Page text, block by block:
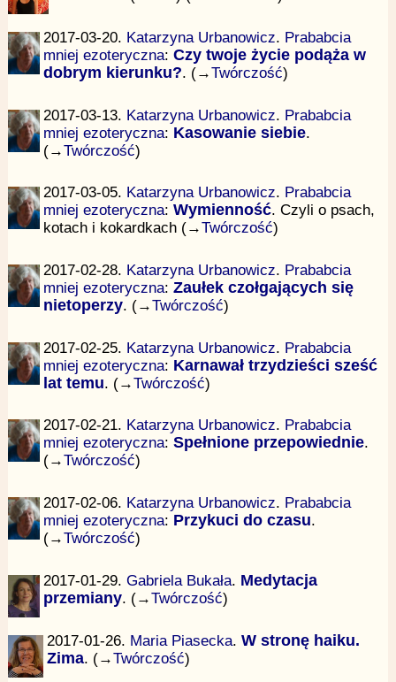
2017-03-20. Katarzyna Urbanowicz. Prababcia
mniej ezoteryczna:Czy twoje życie podąża w
dobrym kierunku?. (→Twórczość)
2017-03-13. Katarzyna Urbanowicz. Prababcia
mniej ezoteryczna: Kasowanie siebie.
(→Twórczość)
2017-03-05. Katarzyna Urbanowicz. Prababcia
mniej ezoteryczna:Wymienność. Czyli o psach,
kotach i kokardkach (→Twórczość)
2017-02-28. Katarzyna Urbanowicz. Prababcia
mniej ezoteryczna:Zaułek czołgających się
nietoperzy. (→Twórczość)
2017-02-25. Katarzyna Urbanowicz. Prababcia
mniej ezoteryczna: Karnawał trzydzieści sześć
lat temu. (→Twórczość)
2017-02-21. Katarzyna Urbanowicz. Prababcia
mniej ezoteryczna:Spełnione przepowiednie.
(→Twórczość)
2017-02-06. Katarzyna Urbanowicz. Prababcia
mniej ezoteryczna: Przykuci do czasu.
(→Twórczość)
2017-01-29. Gabriela Bukała. Medytacja
przemiany. (→Twórczość)
2017-01-26. Maria Piasecka.W stronę haiku.
Zima. (→Twórczość)